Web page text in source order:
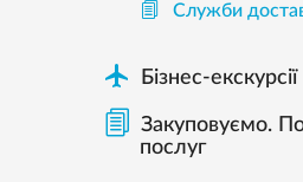
Служби
 Бізнес-екскурсії
Закуповуємо.
послуг